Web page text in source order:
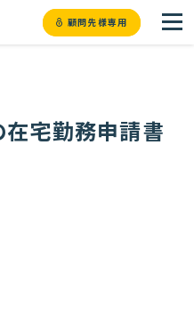
顧問先様専用
宅勤務申請書